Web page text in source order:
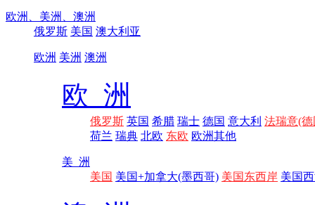
欧洲、 美洲、 澳洲
俄罗斯 美国 澳大利亚
欧洲 美洲 澳洲
欧 洲
俄罗斯 英国 希腊 瑞士 德国 意大利 法瑞意(德
荷兰 瑞典 北欧 东欧 欧洲其他
美 洲
美国 美国+加拿大(墨西哥) 美国东西岸 美国